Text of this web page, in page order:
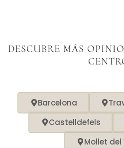
DESCUBRE MÁS
Barcelona
Castelldefels
Mollet del